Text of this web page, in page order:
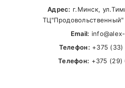
Адрес: г.Минск,
Email:
Телефон: +375
Телефон: +375